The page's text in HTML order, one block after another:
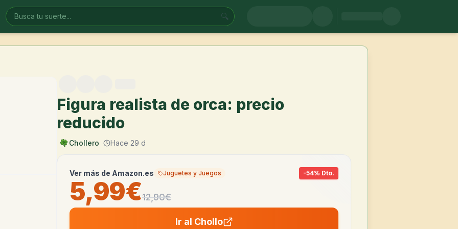
🔍
Figura realista de orca: precio
reducido
Chollero Hace 29 d
Ver más de Amazon.es Juguetes y Juegos -54% Dto.
5,99€12,90€
Ir al Chollo